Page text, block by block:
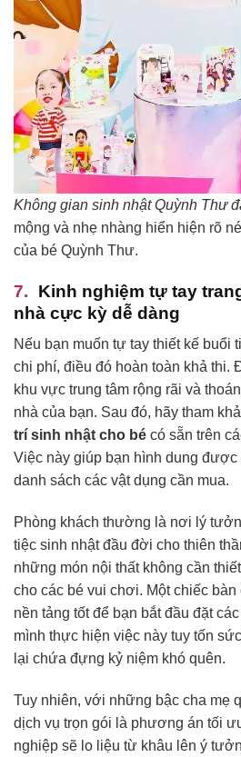
Không gian sinh nhật Quỳnh Thư
mộng và nhẹ nhàng hiển hiện rõ
của bé Quỳnh Thư.
Kinh nghiệm tự tay
nhà cực kỳ dễ dàng
Nếu bạn muốn tự tay thiết kế buổi
chi phí, điều đó hoàn toàn khả thi.
khu vực trung tâm rộng rãi và
nhà của bạn. Sau đó, hãy tham
trí sinh nhật cho bé có sẵn trên
Việc này giúp bạn hình dung được
danh sách các vật dụng cần mua.
Phòng khách thường là nơi lý
tiệc sinh nhật đầu đời cho thiên
những món nội thất không cần
cho các bé vui chơi. Một chiếc bàn
nền tảng tốt để bạn bắt đầu đặt
mình thực hiện việc này tuy tốn
lại chứa đựng kỷ niệm khó quên.
Tuy nhiên, với những bậc cha mẹ
dịch vụ trọn gói là phương án tối
nghiệp sẽ lo liệu từ khâu lên ý